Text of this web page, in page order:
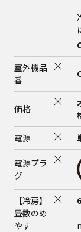
室外機品
番
価格
電源
電源プラ
グ
【冷房】
畳数のめ
やす